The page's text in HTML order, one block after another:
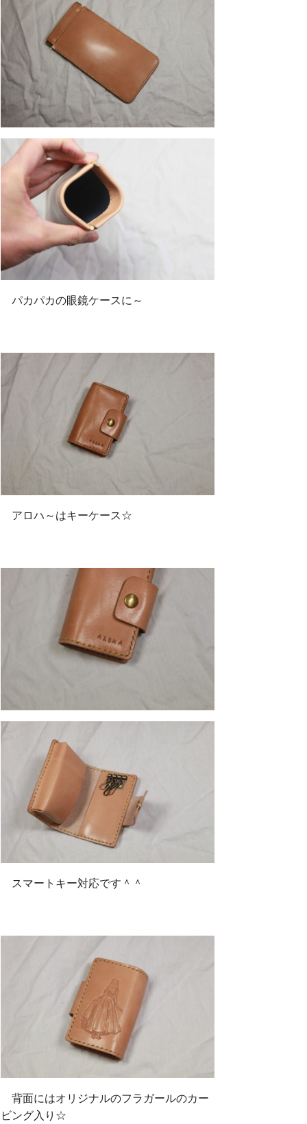
パカパカの眼鏡ケースに～
アロハ～はキーケース☆
スマートキー対応です＾＾
背面にはオリジナルのフラガールのカー
ビング入り☆